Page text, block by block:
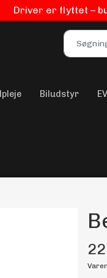
Driver er flyttet –
Biludstyr